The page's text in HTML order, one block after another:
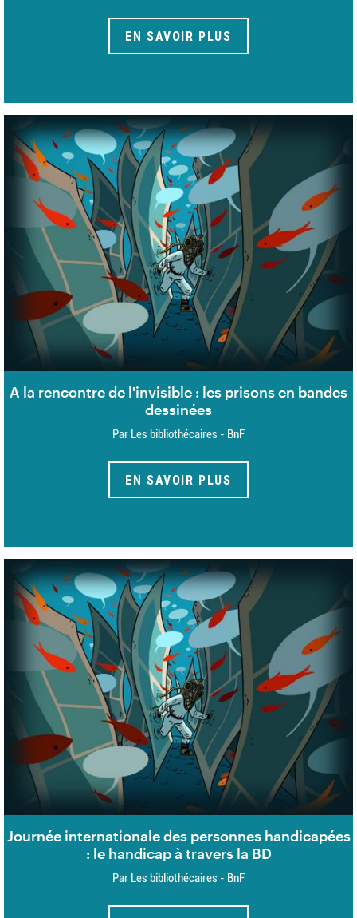
EN SAVOIR PLUS
A la rencontre de l'invisible : les prisons en bandes
dessinées
Par Les bibliothécaires - BnF
EN SAVOIR PLUS
Journée internationale des personnes handicapées
: le handicap à travers la BD
Par Les bibliothécaires - BnF